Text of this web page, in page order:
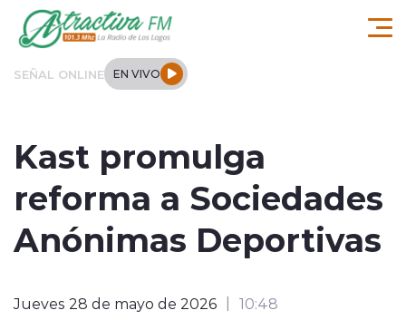
Click acá para ir directamente al contenido
SEÑAL ONLINE EN VIVO
Actualidad
Regionales
Internacional
Kast promulga
reforma a Sociedades
Anónimas Deportivas
Jueves 28 de mayo de 2026 10:48